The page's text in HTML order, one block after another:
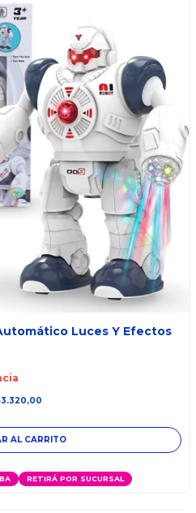
Luces Y Efectos
RETIRÁ POR SUCURSAL